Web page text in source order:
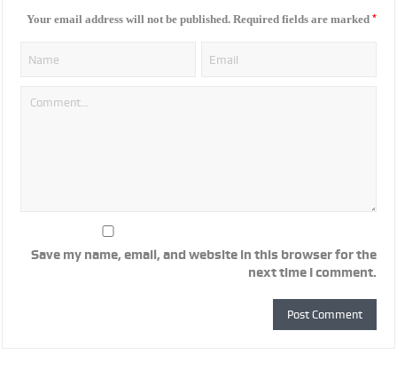
Your email address will not be published. Required fields are marked *
Save my name, email, and website in this browser for the
next time I comment.